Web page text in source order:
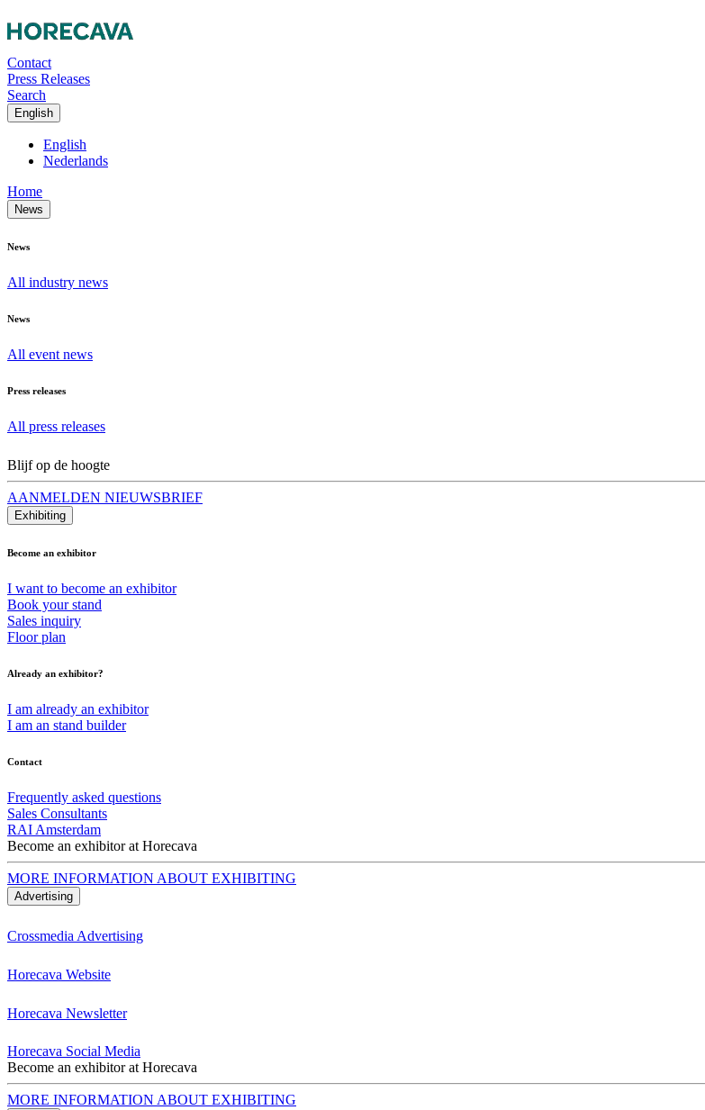
Contact
Press Releases
Search
English
English
Nederlands
Home
News
News
All industry news
News
All event news
Press releases
All press releases
Blijf op de hoogte
AANMELDEN NIEUWSBRIEF
Exhibiting
Become an exhibitor
I want to become an exhibitor
Book your stand
Sales inquiry
Floor plan
Already an exhibitor?
I am already an exhibitor
I am an stand builder
Contact
Frequently asked questions
Sales Consultants
RAI Amsterdam
Become an exhibitor at Horecava
MORE INFORMATION ABOUT EXHIBITING
Advertising
Crossmedia Advertising
Horecava Website
Horecava Newsletter
Horecava Social Media
Become an exhibitor at Horecava
MORE INFORMATION ABOUT EXHIBITING